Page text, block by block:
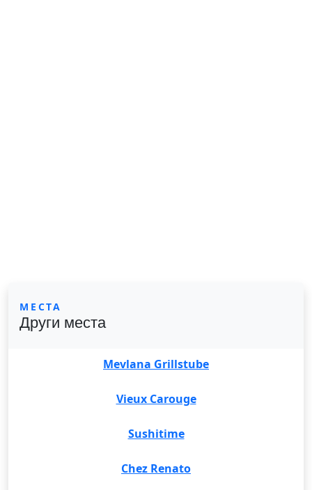
МЕСТА
Други места
Mevlana Grillstube
Vieux Carouge
Sushitime
Chez Renato